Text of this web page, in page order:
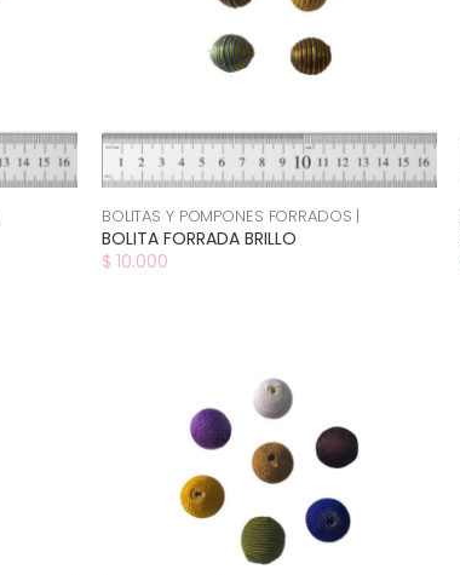
BOLITAS Y POMPONES FORRADOS |
BOLITA FORRADA BRILLO
$ 10.000